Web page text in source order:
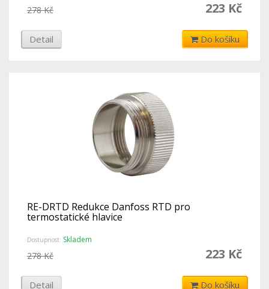
223 Kč
278 Kč
Detail Do košíku
RE-DRTD Redukce Danfoss RTD pro
termostatické hlavice
Dostupnost: Skladem
223 Kč
278 Kč
Detail Do košíku